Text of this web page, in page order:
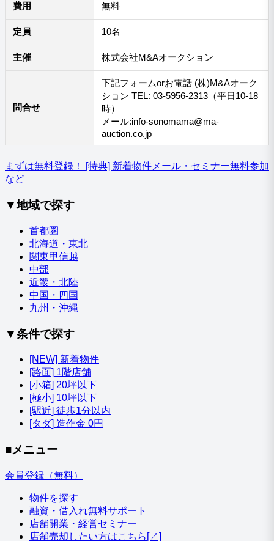
費用 無料
定員 10名
主催 株式会社M&Aオークション
問合せ
下記フォームorお電話 (株)M&Aオーク
ション TEL: 03-5956-2313（平日10-18
時）
メール:info-sonomama@ma-
auction.co.jp
まずは無料登録！
[特典] 新着物件メール・セミナー無料参加
など
▼地域で探す
首都圏
北海道・東北
関東甲信越
中部
近畿・北陸
中国・四国
九州・沖縄
▼条件で探す
[NEW] 新着物件
[路面] 1階店舗
[小箱] 20坪以下
[極小] 10坪以下
[駅近] 徒歩1分以内
[タダ] 造作金 0円
■メニュー
会員登録（無料）
物件を探す
融資・借入れ無料サポート
店舗開業・経営セミナー
店舗売却したい方はこちら[↗]